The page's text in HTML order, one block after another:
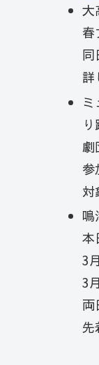
大
春
同
劇
参
対
鳴
本
3
3
両
先